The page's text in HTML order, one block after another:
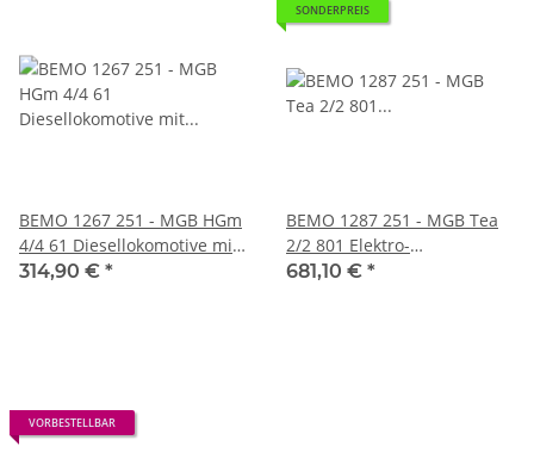
BEMO 1267 251 - MGB HGm
4/4 61 Diesellokomotive mit
Zahnradantrieb, rot -
314,90 € *
SONDERPREIS
BEMO 1287 251 - MGB Tea
2/2 801 Elektro-
Rangierlokomotive, rot Vbs
681,10 € *
VORBESTELLBAR